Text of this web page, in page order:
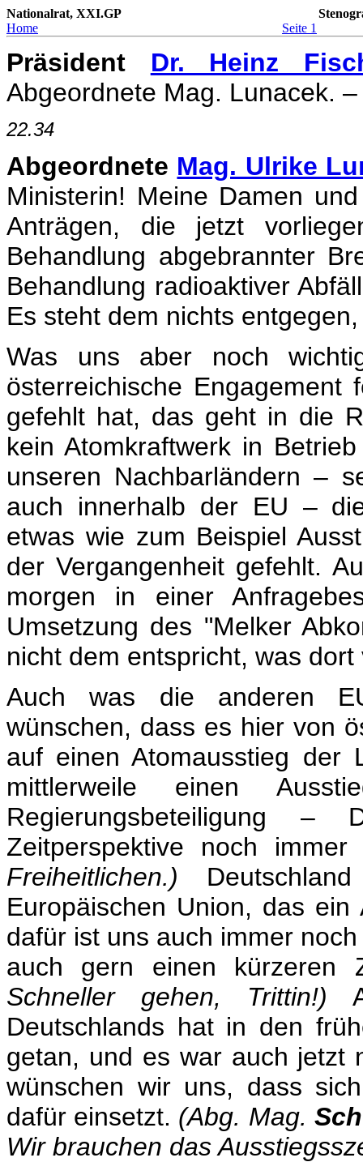
Nationalrat, XXI.GP
Home
Seite 1
Präsident Dr. Heinz
Abgeordnete Mag. Lunacek.
22.34
Abgeordnete Mag. Ulrike
Ministerin! Meine Damen
Anträgen, die jetzt
Behandlung abgebrannter
Behandlung radioaktiver
Es steht dem nichts
Was uns aber noch
österreichische
gefehlt hat, das geht in die
kein Atomkraftwerk in
unseren Nachbarländern –
auch innerhalb der EU –
etwas wie zum Beispiel
der Vergangenheit gefehlt.
morgen in einer
Umsetzung des "Melker
nicht dem entspricht, was
Auch was die anderen
wünschen, dass es hier von
auf einen Atomausstieg der
mittlerweile einen
Regierungsbeteiligung
Zeitperspektive noch
Freiheitlichen.)
Europäischen Union, das
dafür ist uns auch immer
auch gern einen kürzeren
Schneller gehen, Trittin!)
Deutschlands hat in den
getan, und es war auch jetzt
wünschen wir uns, dass
dafür einsetzt. (Abg. Mag.
Wir brauchen das